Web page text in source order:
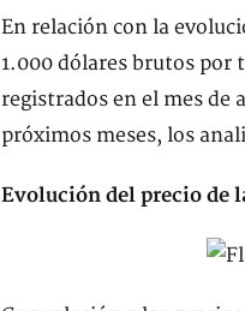
En relación con la
1.000 dólares brutos por
registrados en el mes de
próximos meses, los
Evolución del precio de